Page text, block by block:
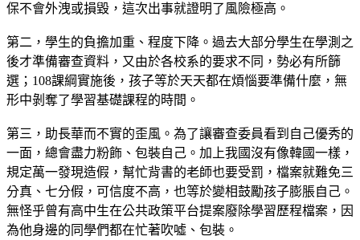
保不會外洩或損毀，這次出事就證明了風險極高。
第二，學生的負擔加重、程度下降。過去大部分學生在學測之
後才準備審查資料，又由於各校系的要求不同，勢必有所篩
選；108課綱實施後，孩子等於天天都在煩惱要準備什麼，無
形中剝奪了學習基礎課程的時間。
第三，助長華而不實的歪風。為了讓審查委員看到自己優秀的
一面，總會盡力粉飾、包裝自己。加上我國沒有像韓國一樣，
規定萬一發現造假，幫忙背書的老師也要受罰，檔案就難免三
分真、七分假，可信度不高，也等於變相鼓勵孩子膨脹自己。
無怪乎曾有高中生在公共政策平台提案廢除學習歷程檔案，因
為他身邊的同學們都在忙著吹噓、包裝。